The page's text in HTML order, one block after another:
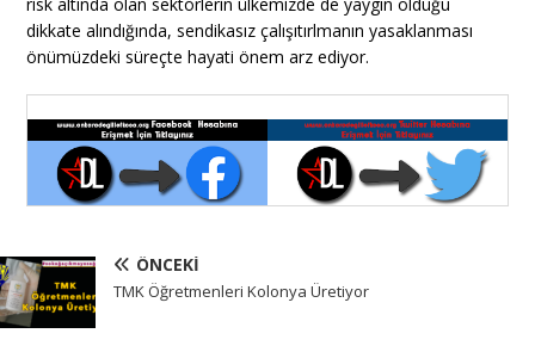
dikkate alındığında, sendikasız çalışıtırlmanın yasaklanması
önümüzdeki süreçte hayati önem arz ediyor.
ÖNCEKI
TMK Öğretmenleri Kolonya Üretiyor